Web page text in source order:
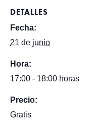
DETALLES
Fecha:
21 de junio
Hora:
17:00 - 18:00 horas
Precio:
Gratis